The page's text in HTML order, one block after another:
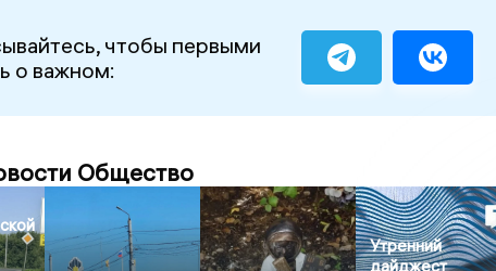
чтобы первыми
о важном:
Общество
Утренний
дайджест